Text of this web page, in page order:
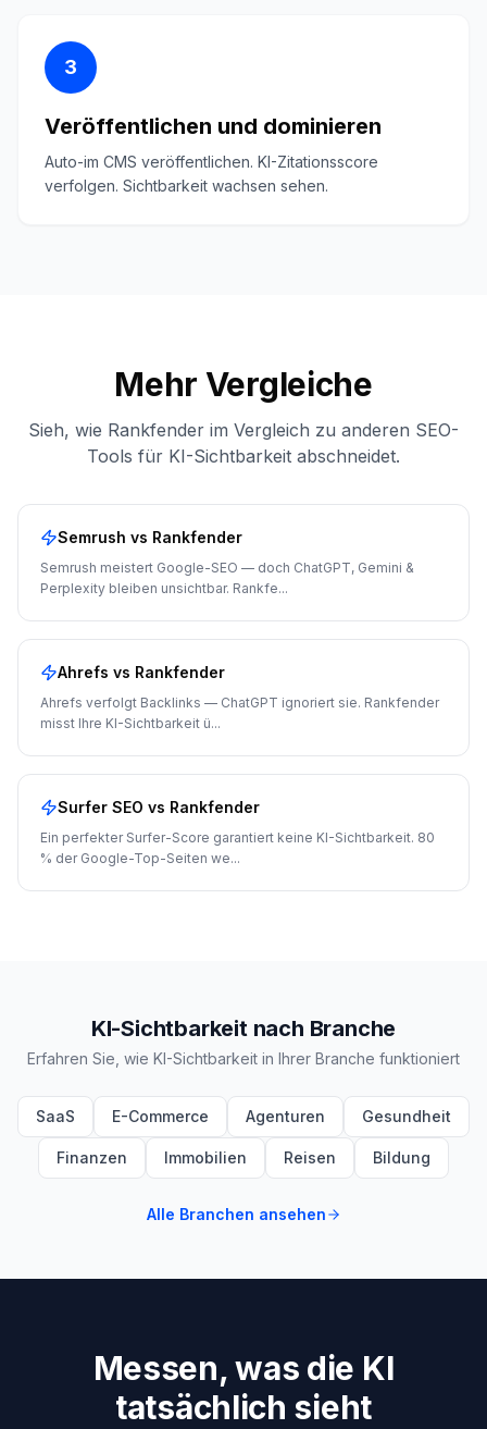
3
Veröffentlichen und dominieren
Auto-im CMS veröffentlichen. KI-Zitationsscore
verfolgen. Sichtbarkeit wachsen sehen.
Mehr Vergleiche
Sieh, wie Rankfender im Vergleich zu anderen SEO-
Tools für KI-Sichtbarkeit abschneidet.
Semrush vs Rankfender
Semrush meistert Google-SEO — doch ChatGPT, Gemini &
Perplexity bleiben unsichtbar. Rankfe...
Ahrefs vs Rankfender
Ahrefs verfolgt Backlinks — ChatGPT ignoriert sie. Rankfender
misst Ihre KI-Sichtbarkeit ü...
Surfer SEO vs Rankfender
Ein perfekter Surfer-Score garantiert keine KI-Sichtbarkeit. 80
% der Google-Top-Seiten we...
KI-Sichtbarkeit nach Branche
Erfahren Sie, wie KI-Sichtbarkeit in Ihrer Branche funktioniert
SaaS E-Commerce Agenturen Gesundheit
Finanzen Immobilien Reisen Bildung
Alle Branchen ansehen
Messen, was die KI
tatsächlich sieht